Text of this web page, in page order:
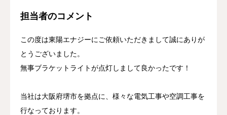
担当者のコメント
この度は東陽エナジーにご依頼いただきまして誠にありが
とうございました。
無事ブラケットライトが点灯しまして良かったです！
当社は大阪府堺市を拠点に、様々な電気工事や空調工事を
行なっております。